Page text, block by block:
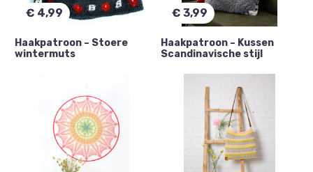
€ 4,99
Haakpatroon – Stoere
wintermuts
€ 3,99
Haakpatroon – Kussen
Scandinavische stijl